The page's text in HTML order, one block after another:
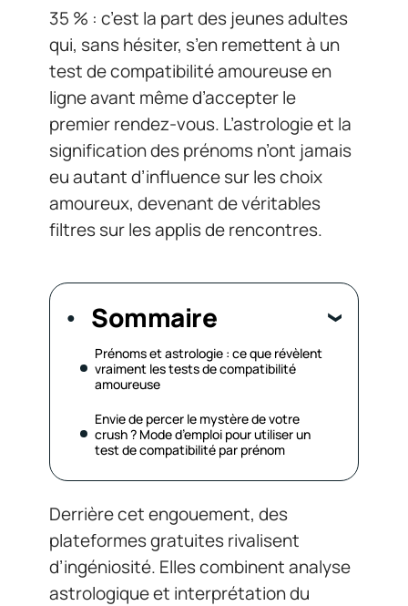
35 % : c’est la part des jeunes adultes
qui, sans hésiter, s’en remettent à un
test de compatibilité amoureuse en
ligne avant même d’accepter le
premier rendez-vous. L’astrologie et la
signification des prénoms n’ont jamais
eu autant d’influence sur les choix
amoureux, devenant de véritables
filtres sur les applis de rencontres.
Sommaire
Prénoms et astrologie : ce que révèlent
vraiment les tests de compatibilité
amoureuse
Envie de percer le mystère de votre
crush ? Mode d’emploi pour utiliser un
test de compatibilité par prénom
Derrière cet engouement, des
plateformes gratuites rivalisent
d’ingéniosité. Elles combinent analyse
astrologique et interprétation du